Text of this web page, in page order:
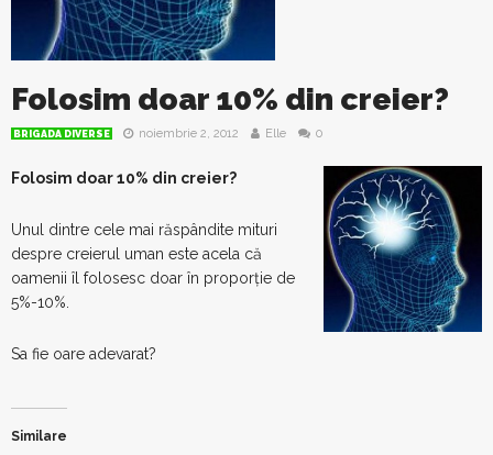
Folosim doar 10% din creier?
BRIGADA DIVERSE noiembrie 2, 2012 Elle 0
Folosim doar 10% din creier?
Unul dintre cele mai răspândite mituri
despre creierul uman este acela că
oamenii îl folosesc doar în proporţie de
5%-10%.
Sa fie oare adevarat?
Similare